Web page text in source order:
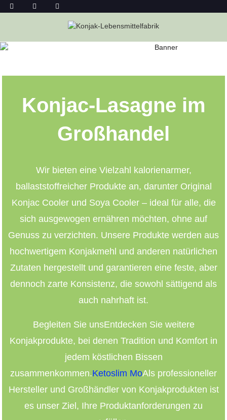
KONJAC-LASAGNE IM GROSSHANDEL
Konjac-Lasagne im
Großhandel
Wir bieten eine Vielzahl kalorienarmer,
ballaststoffreicher Produkte an, darunter Original
Konjac Cooler und Soya Cooler – ideal für alle, die
sich ausgewogen ernähren möchten, ohne auf
Genuss zu verzichten. Unsere Produkte werden aus
hochwertigem Konjakmehl und anderen natürlichen
Zutaten hergestellt und garantieren eine feste, aber
dennoch zarte Konsistenz, die sowohl sättigend als
auch nahrhaft ist.
Begleiten Sie unsEntdecken Sie weitere
Konjakprodukte, bei denen Tradition und Komfort in
jedem köstlichen Bissen
zusammenkommen.Ketoslim MoAls professioneller
Hersteller und Großhändler von Konjakprodukten ist
es unser Ziel, Ihre Produktanforderungen zu